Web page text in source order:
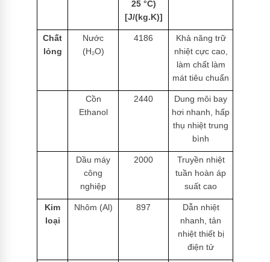
25 °C)
[J/(kg.K)]
Chất
lỏng
Nước
(H₂O)
4186
Khả năng trữ
nhiệt cực cao,
làm chất làm
mát tiêu chuẩn
Cồn
Ethanol
2440
Dung môi bay
hơi nhanh, hấp
thụ nhiệt trung
bình
Dầu máy
công
nghiệp
2000
Truyền nhiệt
tuần hoàn áp
suất cao
Kim
loại
Nhôm (Al) 897
Dẫn nhiệt
nhanh, tản
nhiệt thiết bị
điện tử